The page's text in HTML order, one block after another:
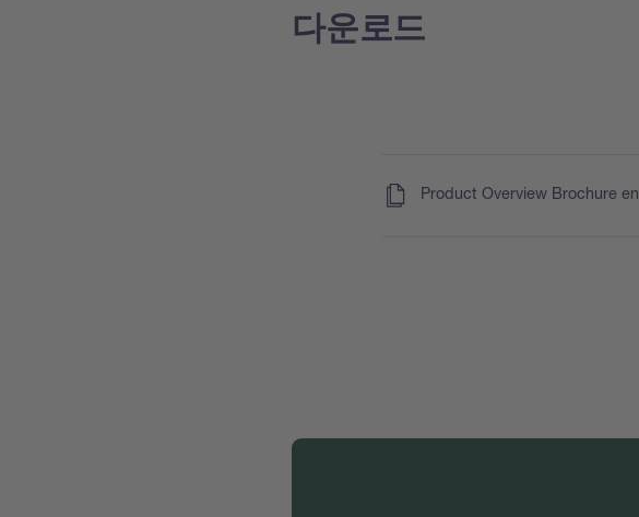
다운로드
Product Overview Brochure en